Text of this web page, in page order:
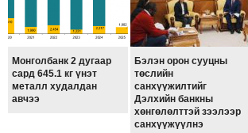
Монголбанк 2 дугаар
сард 645.1 кг үнэт
металл худалдан
авчээ
Бэлэн орон сууцны
төслийн
санхүүжилтийг
Дэлхийн банкны
хөнгөлөлттэй зээлээр
санхүүжүүлнэ